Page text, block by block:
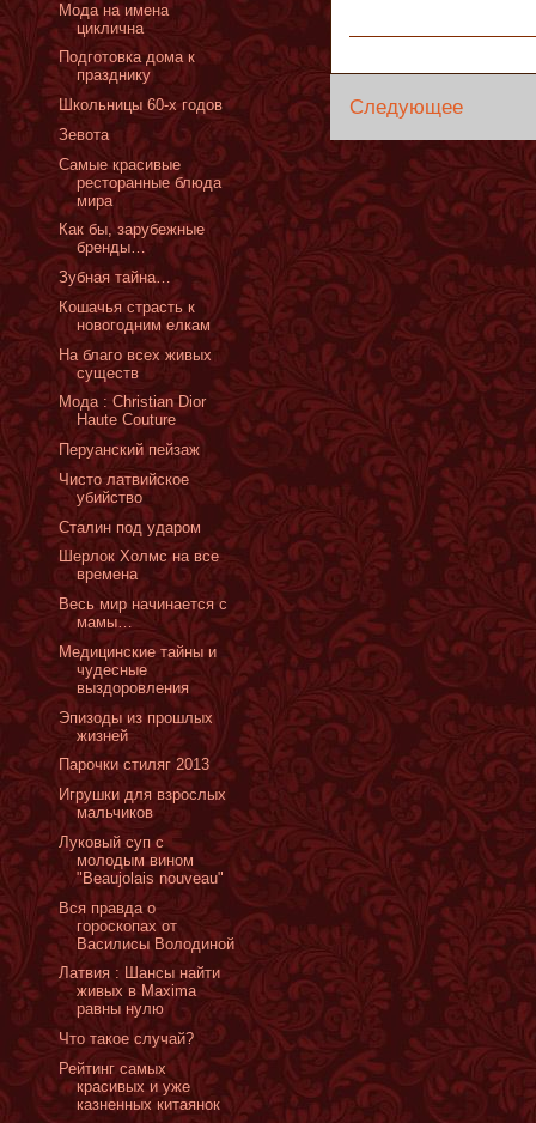
Следующее
Мода на имена
циклична
Подготовка дома к
празднику
Школьницы 60-х годов
Зевота
Самые красивые
ресторанные блюда
мира
Как бы, зарубежные
бренды…
Зубная тайна…
Кошачья страсть к
новогодним елкам
На благо всех живых
существ
Мода : Christian Dior
Haute Couture
Перуанский пейзаж
Чисто латвийское
убийство
Сталин под ударом
Шерлок Холмс на все
времена
Весь мир начинается с
мамы…
Медицинские тайны и
чудесные
выздоровления
Эпизоды из прошлых
жизней
Парочки стиляг 2013
Игрушки для взрослых
мальчиков
Луковый суп с
молодым вином
"Beaujolais nouveau"
Вся правда о
гороскопах от
Василисы Володиной
Латвия : Шансы найти
живых в Maxima
равны нулю
Что такое случай?
Рейтинг самых
красивых и уже
казненных китаянок